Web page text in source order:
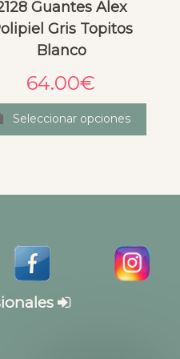
Guantes Alex
Gris Topitos
Blanco
64.00€
Seleccionar opciones